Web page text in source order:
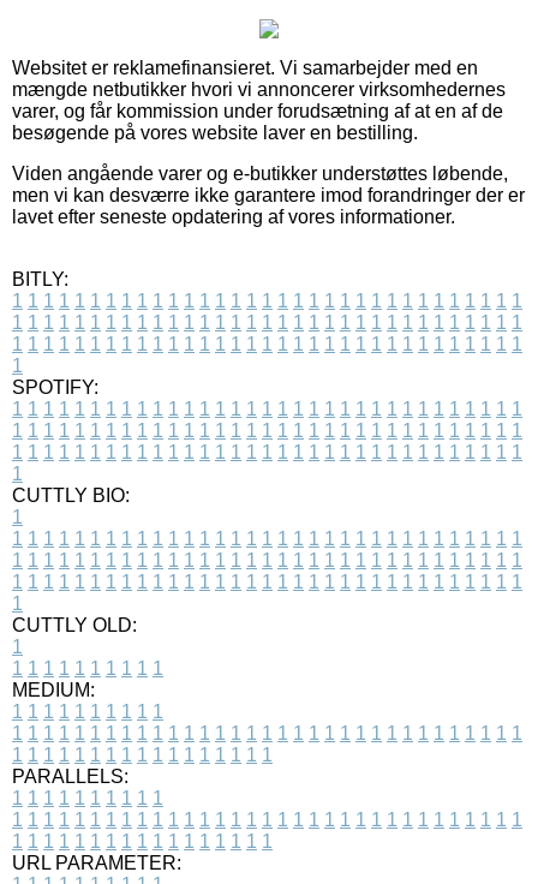
Websitet er reklamefinansieret. Vi samarbejder med en
mængde netbutikker hvori vi annoncerer virksomhedernes
varer, og får kommission under forudsætning af at en af de
besøgende på vores website laver en bestilling.
Viden angående varer og e-butikker understøttes løbende,
men vi kan desværre ikke garantere imod forandringer der er
lavet efter seneste opdatering af vores informationer.
BITLY:
1 1 1 1 1 1 1 1 1 1 1 1 1 1 1 1 1 1 1 1 1 1 1 1 1 1 1 1 1 1 1 1 1
1 1 1 1 1 1 1 1 1 1 1 1 1 1 1 1 1 1 1 1 1 1 1 1 1 1 1 1 1 1 1 1 1
1 1 1 1 1 1 1 1 1 1 1 1 1 1 1 1 1 1 1 1 1 1 1 1 1 1 1 1 1 1 1 1 1
1
SPOTIFY:
1 1 1 1 1 1 1 1 1 1 1 1 1 1 1 1 1 1 1 1 1 1 1 1 1 1 1 1 1 1 1 1 1
1 1 1 1 1 1 1 1 1 1 1 1 1 1 1 1 1 1 1 1 1 1 1 1 1 1 1 1 1 1 1 1 1
1 1 1 1 1 1 1 1 1 1 1 1 1 1 1 1 1 1 1 1 1 1 1 1 1 1 1 1 1 1 1 1 1
1
CUTTLY BIO:
1
1 1 1 1 1 1 1 1 1 1 1 1 1 1 1 1 1 1 1 1 1 1 1 1 1 1 1 1 1 1 1 1 1
1 1 1 1 1 1 1 1 1 1 1 1 1 1 1 1 1 1 1 1 1 1 1 1 1 1 1 1 1 1 1 1 1
1 1 1 1 1 1 1 1 1 1 1 1 1 1 1 1 1 1 1 1 1 1 1 1 1 1 1 1 1 1 1 1 1
1
CUTTLY OLD:
1
1 1 1 1 1 1 1 1 1 1
MEDIUM:
1 1 1 1 1 1 1 1 1 1
1 1 1 1 1 1 1 1 1 1 1 1 1 1 1 1 1 1 1 1 1 1 1 1 1 1 1 1 1 1 1 1 1
1 1 1 1 1 1 1 1 1 1 1 1 1 1 1 1 1
PARALLELS:
1 1 1 1 1 1 1 1 1 1
1 1 1 1 1 1 1 1 1 1 1 1 1 1 1 1 1 1 1 1 1 1 1 1 1 1 1 1 1 1 1 1 1
1 1 1 1 1 1 1 1 1 1 1 1 1 1 1 1 1
URL PARAMETER: